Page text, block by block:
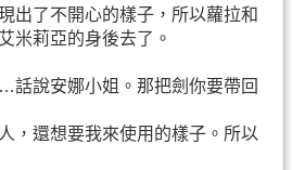
出了不開心的樣子，所以蘿拉和
米莉亞的身後去了。
話說安娜小姐。那把劍你要帶回
，還想要我來使用的樣子。所以